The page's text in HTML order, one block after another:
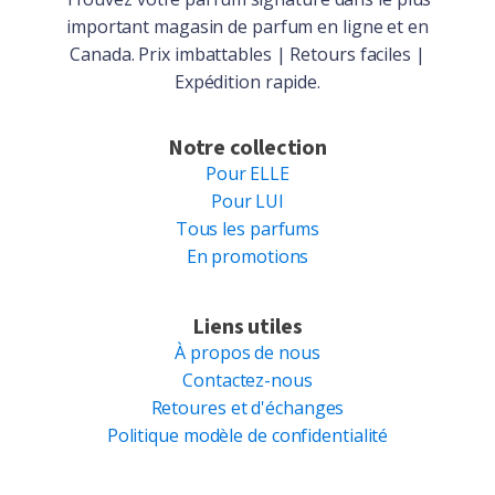
important magasin de parfum en ligne et en
Canada. Prix imbattables | Retours faciles |
Expédition rapide.
Notre collection
Pour ELLE
Pour LUI
Tous les parfums
En promotions
Liens utiles
À propos de nous
Contactez-nous
Retoures et d'échanges
Politique modèle de confidentialité